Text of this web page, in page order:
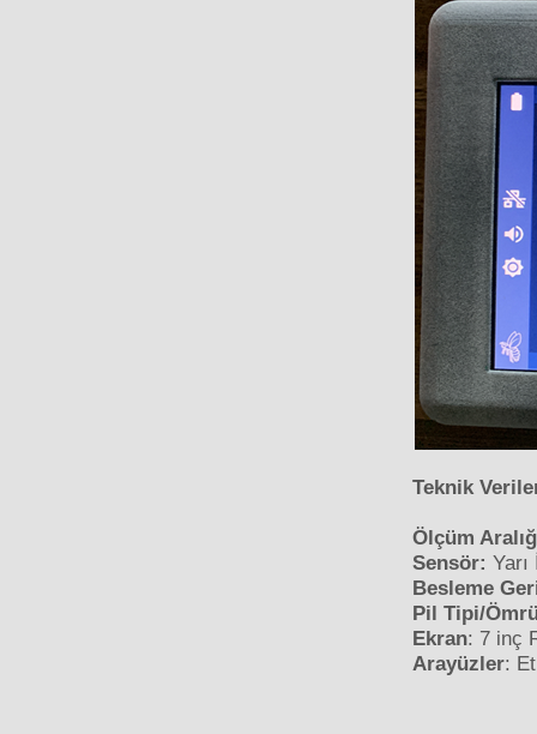
Teknik
Ölçüm
Sensör:
Besleme
Pil Tipi/
Ekran: 7 inç
Arayüzler: